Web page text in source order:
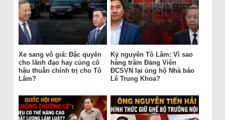
Xe sang vô giá: Đặc quyền
cho lãnh đạo hay củng cố
hậu thuẫn chính trị cho Tô
Lâm?
Kỷ nguyên Tô Lâm: Vì sao
hàng trăm Đảng Viên
ĐCSVN lại ủng hộ Nhà báo
Lê Trung Khoa?